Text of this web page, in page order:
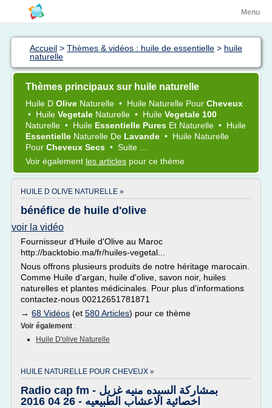
Menu
Accueil > Thèmes & vidéos : huile de essentielle > huile
naturelle
Thèmes principaux sur huile naturelle
Huile D Olive Naturelle • Huile Naturelle Pour Cheveux
• Huile Vegetale Naturelle • Huile Vegetale 100
Naturelle • Huile Essentielle Pures Et Naturelle • Huile
Essentielle Naturelle De Lavande • Huile Naturelle
Pour Cheveux Secs • Suite ...
Voir également les articles pour ce thème
HUILE D OLIVE NATURELLE »
bénéfice de huile d'olive
voir la vidéo
Fournisseur d'Huile d'Olive au Maroc
http://backtobio.ma/fr/huiles-vegetal...
Nous offrons plusieurs produits de notre héritage marocain.
Comme Huile d'argan, huile d'olive, savon noir, huiles
naturelles et plantes médicinales. Pour plus d'informations
contactez-nous 00212651781871
→ 68 Vidéos (et 580 Articles) pour ce thème
Voir également :
Huile D'olive Naturelle
HUILE NATURELLE POUR CHEVEUX »
Radio cap fm بمشاركة السيده منيه غزيل -
اخصائية الاعشاب الطبيعيه - 26 04 2016